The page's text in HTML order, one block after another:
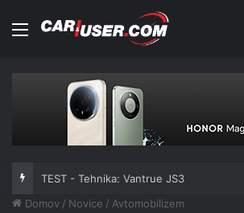
Meni
TEST - Tehnika: Vantrue JS3
Domov / Novice / Avtomobilizem